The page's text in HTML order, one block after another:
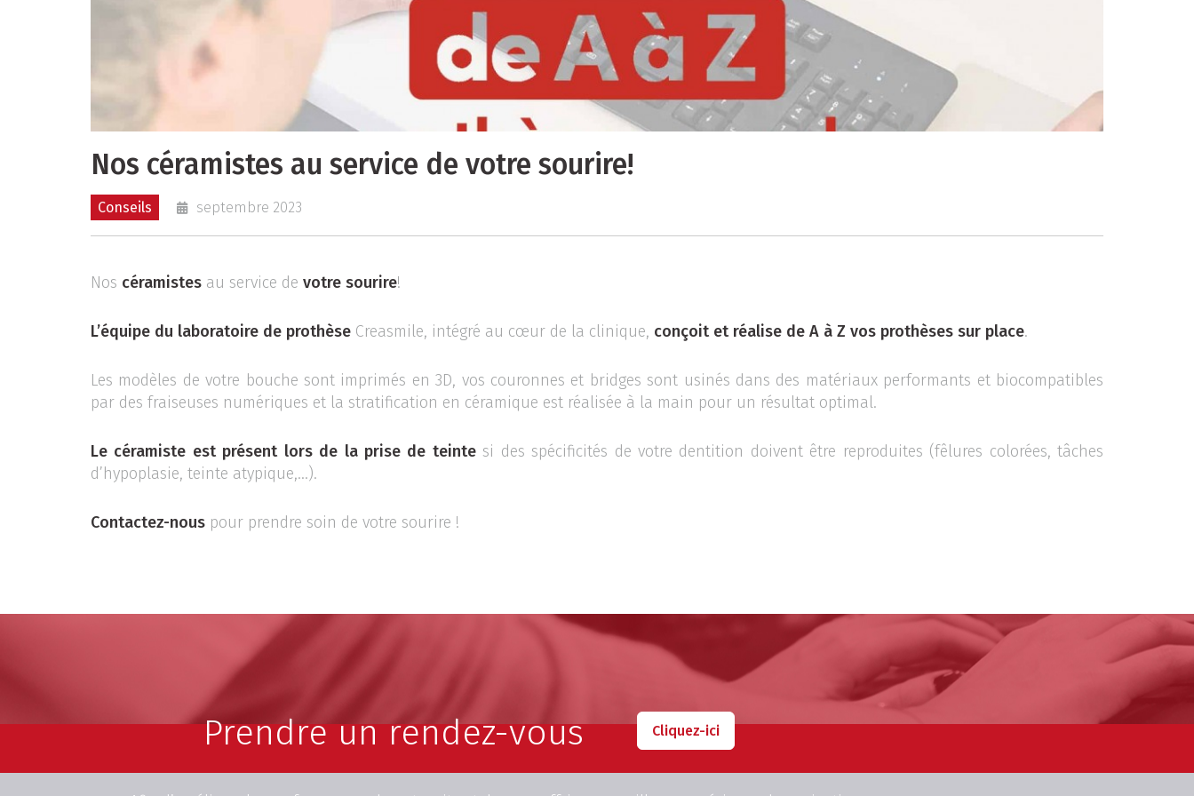
Nos céramistes au service de votre sourire!
Conseils septembre 2023
Nos céramistes au service de votre sourire!
L’équipe du laboratoire de prothèse Creasmile, intégré au cœur de la clinique, conçoit et réalise de A à Z vos prothèses sur place.
Les modèles de votre bouche sont imprimés en 3D, vos couronnes et bridges sont usinés dans des matériaux performants et biocompatibles
par des fraiseuses numériques et la stratification en céramique est réalisée à la main pour un résultat optimal.
Le céramiste est présent lors de la prise de teintesi des spécificités de votre dentition doivent être reproduites (fêlures colorées, tâches
d’hypoplasie, teinte atypique,…).
Contactez-nous pour prendre soin de votre sourire !
Prendre un rendez-vous Cliquez-ici